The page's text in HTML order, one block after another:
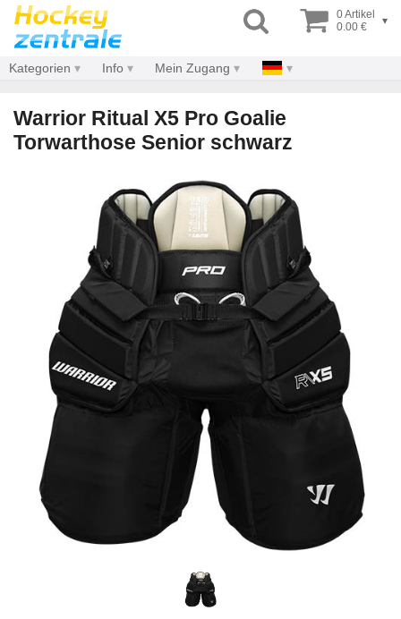
0 Artikel
0.00 €
▾
Kategorien Info Mein Zugang
Warrior Ritual X5 Pro Goalie
Torwarthose Senior schwarz